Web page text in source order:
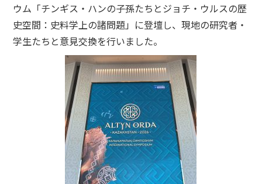
ウム「チンギス・ハンの子孫たちとジョチ・ウルスの歴
史空間：史料学上の諸問題」に登壇し、現地の研究者・
学生たちと意見交換を行いました。